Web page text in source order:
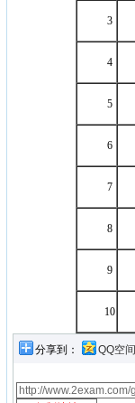
3
4
5
6
7
8
9
10
分享到： QQ空间